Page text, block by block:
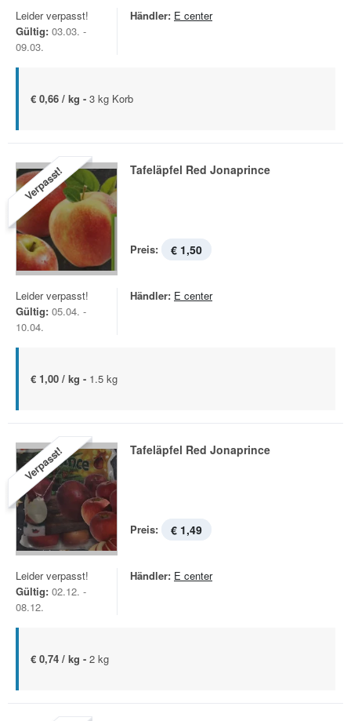
Leider verpasst!
Gültig: 03.03. -
09.03.
Händler: E center
€ 0,66 / kg - 3 kg Korb
Verpasst! Tafeläpfel Red Jonaprince
Preis: € 1,50
Leider verpasst!
Gültig: 05.04. -
10.04.
Händler: E center
€ 1,00 / kg - 1.5 kg
Verpasst! Tafeläpfel Red Jonaprince
Preis: € 1,49
Leider verpasst!
Gültig: 02.12. -
08.12.
Händler: E center
€ 0,74 / kg - 2 kg